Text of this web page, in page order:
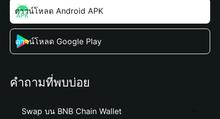
ดาวน์โหลด Android APK
ดาวน์โหลด Google Play
คำถามที่พบบ่อย
Swap บน BNB Chain Wallet